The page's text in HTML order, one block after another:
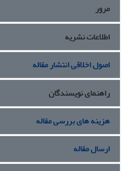
مرور
اطلاعات نشریه
اصول اخلاقی انتشار مقاله
راهنمای نویسندگان
هزینه های بررسی مقاله
ارسال مقاله